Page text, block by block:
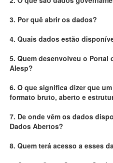
Administração
Legislação
Perguntas frequentes
Contato
3. Por quê abrir os dados?
4. Quais dados estão
5. Quem desenvolveu o Portal
Alesp?
6. O que significa dizer que
formato bruto, aberto e
7. De onde vêm os dados
Dados Abertos?
8. Quem terá acesso a esses